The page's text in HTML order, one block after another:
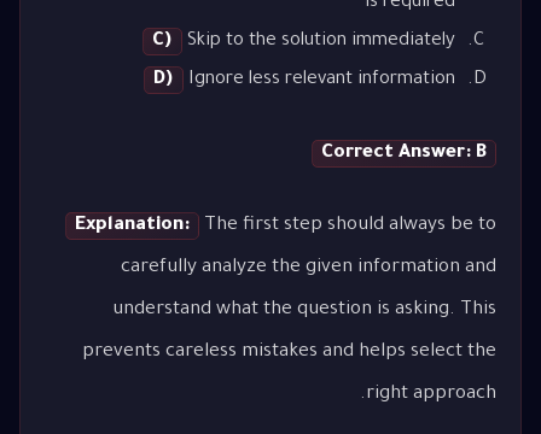
C)
Skip to the solution immediately
D)
Ignore less relevant information
Correct Answer: B
Explanation: The first step should always be to
carefully analyze the given information and
understand what the question is asking. This
prevents careless mistakes and helps select the
right approach.